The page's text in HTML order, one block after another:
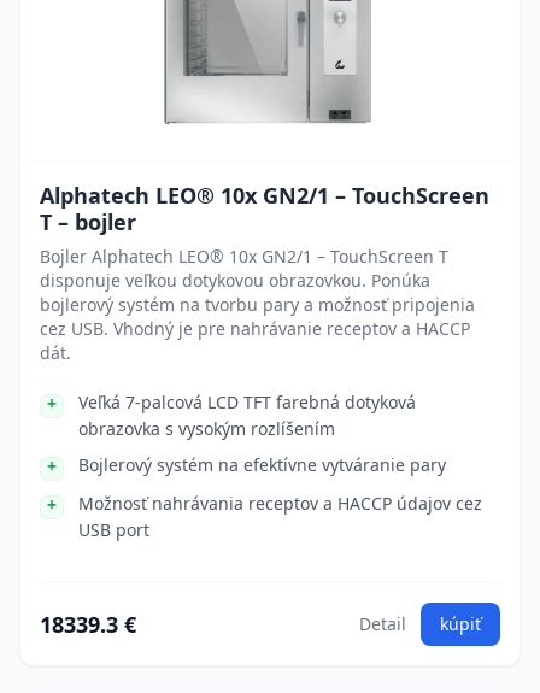
Alphatech LEO® 10x GN2/1 – TouchScreen
T – bojler
Bojler Alphatech LEO® 10x GN2/1 – TouchScreen T
disponuje veľkou dotykovou obrazovkou. Ponúka
bojlerový systém na tvorbu pary a možnosť pripojenia
cez USB. Vhodný je pre nahrávanie receptov a HACCP
dát.
Veľká 7-palcová LCD TFT farebná dotyková
obrazovka s vysokým rozlíšením
Bojlerový systém na efektívne vytváranie pary
Možnosť nahrávania receptov a HACCP údajov cez
USB port
18339.3 € Detail kúpiť